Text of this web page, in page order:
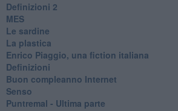
​Definizioni 2
MES
Le sardine
La plastica
​Enrico Piaggio, una fiction italiana
Definizioni
​Buon compleanno Internet
Senso
Puntremal - Ultima parte